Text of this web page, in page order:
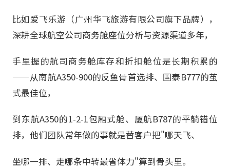
比如爱飞乐游（广州华飞旅游有限公司旗下品牌），
深耕全球航空公司商务舱座位分析与资源渠道多年，
手里握的航司商务舱库存和折扣舱位是长期积累的
——从南航A350-900的反鱼骨首选排、国泰B777的茧
式最佳位，
到东航A350的1-2-1包厢式舱、厦航B787的平躺错位
排，他们团队常年做的事就是替客户把"哪天飞、
坐哪一排、走哪条中转最省体力"算到骨头里。